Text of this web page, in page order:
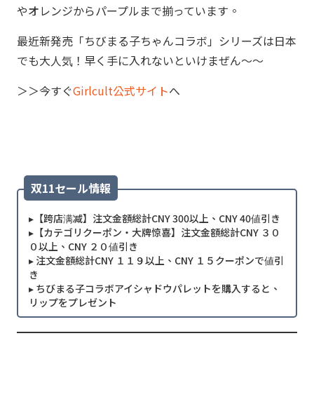
やオレンジからパープルまで揃っています。
最近新発売「ちびまる子ちゃんコラボ」シリーズは日本
でも大人気！早く手に入れないといけまぜん～～
＞＞今すぐGirlcult公式サイトへ
双11セール情報
▸【跨店满减】注文金額総計CNY 300以上、CNY 40値引き
▸【カテゴリクーポン・大牌惊喜】注文金額総計CNY ３０
０以上、CNY ２０値引き
▸ 注文金額総計CNY １１９以上、CNY １５クーポンで値引
き
▸ ちびまる子コラボアイシャドウパレットを購入すると、
リップをプレゼント